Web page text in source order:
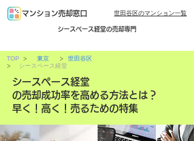
マンション売却窓口 世田谷区のマンション一覧
シースペース経堂の売却専門
TOP > 東京
>
>
シースペース経堂
世田谷区
シースペース経堂
の売却成功率を高める方法とは？
早く！高く！売るための特集